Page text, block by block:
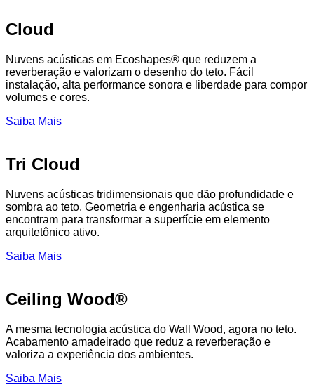
Cloud
Nuvens acústicas em Ecoshapes® que reduzem a
reverberação e valorizam o desenho do teto. Fácil
instalação, alta performance sonora e liberdade para compor
volumes e cores.
Saiba Mais
Tri Cloud
Nuvens acústicas tridimensionais que dão profundidade e
sombra ao teto. Geometria e engenharia acústica se
encontram para transformar a superfície em elemento
arquitetônico ativo.
Saiba Mais
Ceiling Wood®
A mesma tecnologia acústica do Wall Wood, agora no teto.
Acabamento amadeirado que reduz a reverberação e
valoriza a experiência dos ambientes.
Saiba Mais